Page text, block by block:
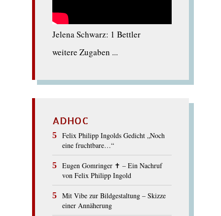
Jelena Schwarz: 1 Bettler
weitere Zugaben ...
ADHOC
Felix Philipp Ingolds Gedicht „Noch
eine fruchtbare…“
Eugen Gomringer ✝︎ – Ein Nachruf
von Felix Philipp Ingold
Mit Vibe zur Bildgestaltung – Skizze
einer Annäherung